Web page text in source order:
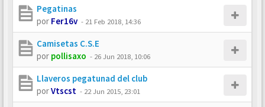
Pegatinas
por Fer16v - 21 Feb 2018, 14:36
Camisetas C.S.E
por pollisaxo - 26 Jun 2018, 10:06
Llaveros pegatunad del club
porVtscst - 22 Jun 2015, 23:01